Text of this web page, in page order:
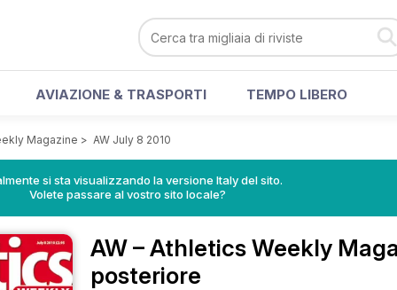
AVIAZIONE & TRASPORTI TEMPO LIBERO
Magazine > AW July 8 2010
si sta visualizzando la versione Italy del sito.
Volete passare al vostro sito locale?
AW – Athletics Weekly
posteriore